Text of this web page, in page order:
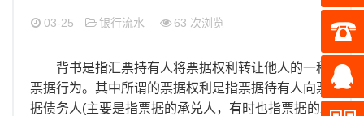
收入证明
存款证明
03-25 银行流水 63 次浏览
背书是指汇票持有人将票据权利转让他人的一种
票据行为。其中所谓的票据权利是指票据待有人向票
据债务人(主要是指票据的承兑人，有时也指票据的发